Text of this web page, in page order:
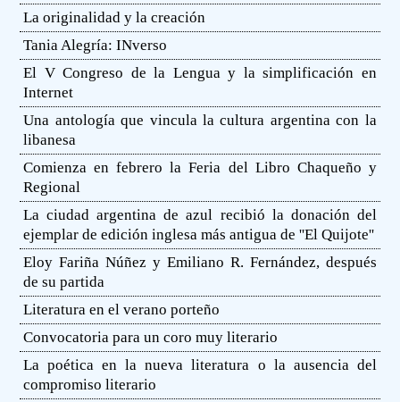
La originalidad y la creación
Tania Alegría: INverso
El V Congreso de la Lengua y la simplificación en
Internet
Una antología que vincula la cultura argentina con la
libanesa
Comienza en febrero la Feria del Libro Chaqueño y
Regional
La ciudad argentina de azul recibió la donación del
ejemplar de edición inglesa más antigua de ''El Quijote''
Eloy Fariña Núñez y Emiliano R. Fernández, después
de su partida
Literatura en el verano porteño
Convocatoria para un coro muy literario
La poética en la nueva literatura o la ausencia del
compromiso literario